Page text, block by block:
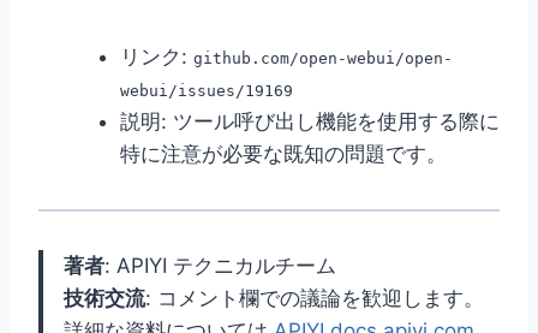
リンク: github.com/open-webui/open-
webui/issues/19169
説明: ツール呼び出し機能を使用する際に
特に注意が必要な既知の問題です。
著者: APIYI テクニカルチーム
技術交流: コメント欄での議論を歓迎します。